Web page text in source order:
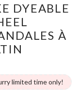
DYEABLE
À
limited time only!